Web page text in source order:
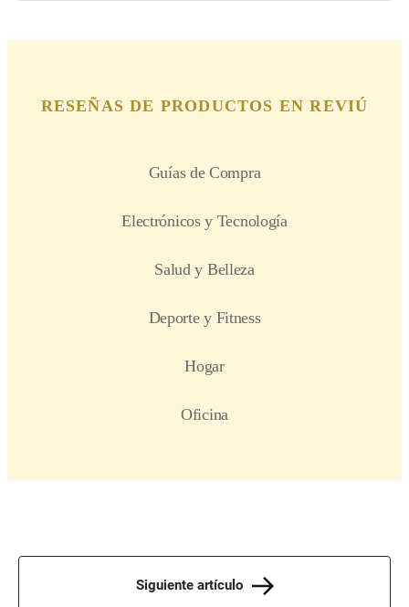
Siguiente artículo